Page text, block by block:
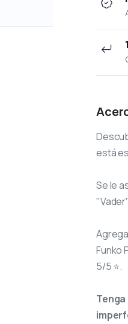
está
Se le
Funko
5/5 ⭐.